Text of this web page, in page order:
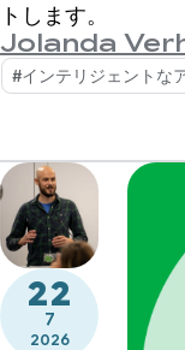
トします。
Jolanda
#インテリジェントな
22
7
2026